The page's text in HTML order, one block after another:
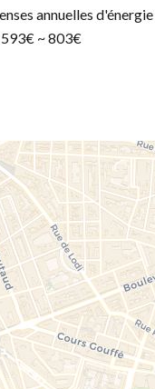
annuelles d'énergie
593€ ~ 803€